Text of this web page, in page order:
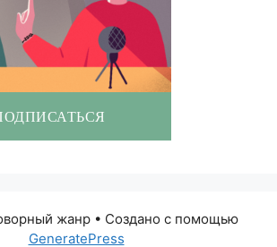
жанр• Создано с помощью
GeneratePress